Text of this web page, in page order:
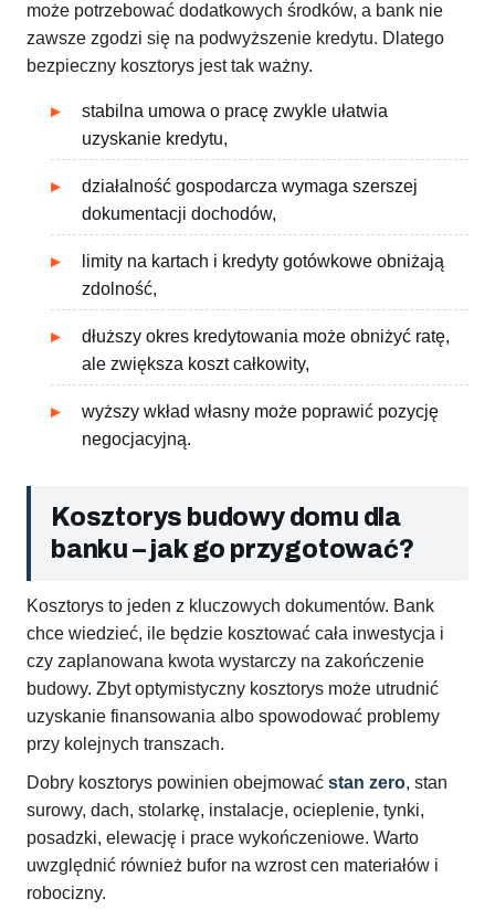
może potrzebować dodatkowych środków, a bank nie
zawsze zgodzi się na podwyższenie kredytu. Dlatego
bezpieczny kosztorys jest tak ważny.
stabilna umowa o pracę zwykle ułatwia
uzyskanie kredytu,
działalność gospodarcza wymaga szerszej
dokumentacji dochodów,
limity na kartach i kredyty gotówkowe obniżają
zdolność,
dłuższy okres kredytowania może obniżyć ratę,
ale zwiększa koszt całkowity,
wyższy wkład własny może poprawić pozycję
negocjacyjną.
Kosztorys budowy domu dla
banku – jak go przygotować?
Kosztorys to jeden z kluczowych dokumentów. Bank
chce wiedzieć, ile będzie kosztować cała inwestycja i
czy zaplanowana kwota wystarczy na zakończenie
budowy. Zbyt optymistyczny kosztorys może utrudnić
uzyskanie finansowania albo spowodować problemy
przy kolejnych transzach.
Dobry kosztorys powinien obejmować stan zero, stan
surowy, dach, stolarkę, instalacje, ocieplenie, tynki,
posadzki, elewację i prace wykończeniowe. Warto
uwzględnić również bufor na wzrost cen materiałów i
robocizny.